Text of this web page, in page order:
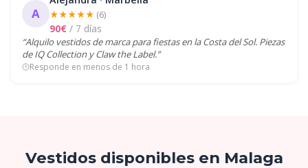
A ★★★★★ (6)
90€ / 7 días
“Alquilo vestidos de marca para fiestas en la Costa del Sol. Piezas
de IQ Collection y Claw the Label.”
Responde en menos de 1 hora
Vestidos disponibles en Malaga